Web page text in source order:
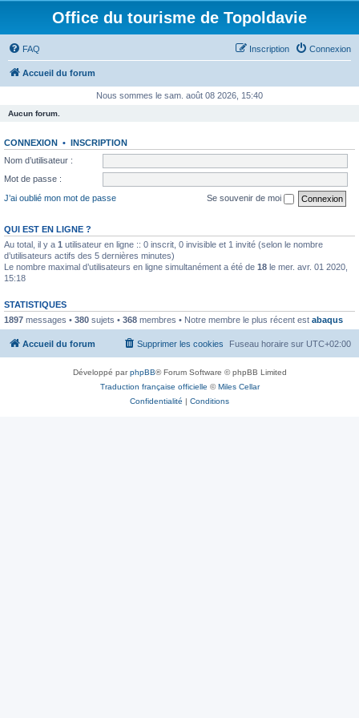
Office du tourisme de Topoldavie
FAQ Connexion
Inscription
Accueil du forum
Nous sommes le sam. août 08 2026, 15:40
Aucun forum.
CONNEXION • INSCRIPTION
Nom d’utilisateur :
Mot de passe :
J’ai oublié mon mot de passe
Se souvenir de moi
QUI EST EN LIGNE ?
Au total, il y a 1 utilisateur en ligne :: 0 inscrit, 0 invisible et 1 invité (selon le nombre
d’utilisateurs actifs des 5 dernières minutes)
Le nombre maximal d’utilisateurs en ligne simultanément a été de 18 le mer. avr. 01 2020,
15:18
STATISTIQUES
1897 messages • 380 sujets • 368 membres • Notre membre le plus récent est abaqus
Accueil du forum Fuseau horaire sur UTC+02:00
Supprimer les cookies
Développé parphpBB® Forum Software © phpBB Limited
Traduction française officielle ©Miles Cellar
Confidentialité | Conditions